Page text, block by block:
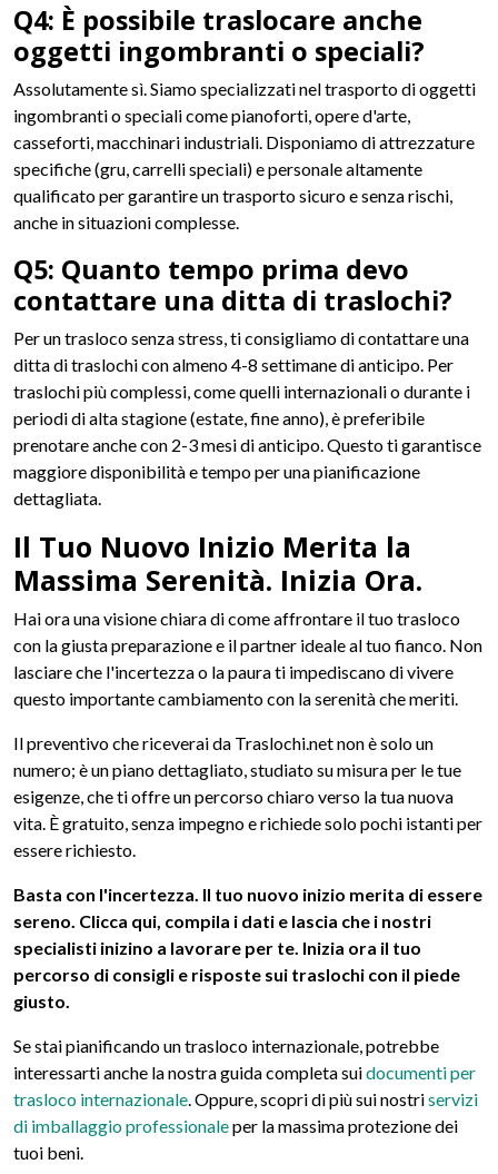
Q4: È possibile traslocare anche
oggetti ingombranti o speciali?
Assolutamente sì. Siamo specializzati nel trasporto di oggetti
ingombranti o speciali come pianoforti, opere d'arte,
casseforti, macchinari industriali. Disponiamo di attrezzature
specifiche (gru, carrelli speciali) e personale altamente
qualificato per garantire un trasporto sicuro e senza rischi,
anche in situazioni complesse.
Q5: Quanto tempo prima devo
contattare una ditta di traslochi?
Per un trasloco senza stress, ti consigliamo di contattare una
ditta di traslochi con almeno 4-8 settimane di anticipo. Per
traslochi più complessi, come quelli internazionali o durante i
periodi di alta stagione (estate, fine anno), è preferibile
prenotare anche con 2-3 mesi di anticipo. Questo ti garantisce
maggiore disponibilità e tempo per una pianificazione
dettagliata.
Il Tuo Nuovo Inizio Merita la
Massima Serenità. Inizia Ora.
Hai ora una visione chiara di come affrontare il tuo trasloco
con la giusta preparazione e il partner ideale al tuo fianco. Non
lasciare che l'incertezza o la paura ti impediscano di vivere
questo importante cambiamento con la serenità che meriti.
Il preventivo che riceverai da Traslochi.net non è solo un
numero; è un piano dettagliato, studiato su misura per le tue
esigenze, che ti offre un percorso chiaro verso la tua nuova
vita. È gratuito, senza impegno e richiede solo pochi istanti per
essere richiesto.
Basta con l'incertezza. Il tuo nuovo inizio merita di essere
sereno. Clicca qui, compila i dati e lascia che i nostri
specialisti inizino a lavorare per te. Inizia ora il tuo
percorso di consigli e risposte sui traslochi con il piede
giusto.
Se stai pianificando un trasloco internazionale, potrebbe
interessarti anche la nostra guida completa suidocumenti per
trasloco internazionale. Oppure, scopri di più sui nostriservizi
di imballaggio professionaleper la massima protezione dei
tuoi beni.